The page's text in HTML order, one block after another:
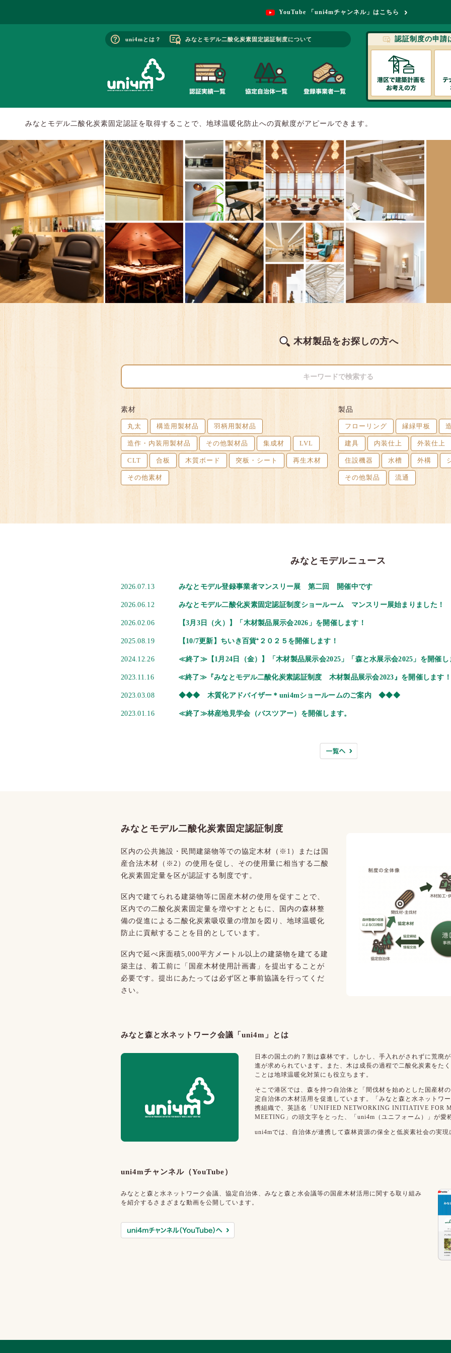
YouTube 「uni4mチャンネル」はこちら
uni4mとは？ みなとモデル二酸化炭素固定認証制度について 認証制度の申請
みなとモデル二酸化炭素固定認証を取得することで、地球温暖化防止への貢献度がアピールできます。
木材製品をお探しの方へ
素材
丸太 構造用製材品 羽柄用製材品
造作・内装用製材品 その他製材品 集成材 LVL
CLT 合板 木質ボード 突板・シート 再生木材
その他素材
製品
フローリング 縁緑甲板
建具 内装仕上 外装仕上
住設機器 水槽 外構
その他製品 流通
みなとモデルニュース
2026.07.13 みなとモデル登録事業者マンスリー展 第二回 開催中です
2026.06.12 みなとモデル二酸化炭素固定認証制度ショールーム マンスリー展始まりました！
2026.02.06 【3月3日（火）】「木材製品展示会2026」を開催します！
2025.08.19 【10/7更新】ちいき百貨⁺２０２５を開催します！
2024.12.26 ≪終了≫【1月24日（金）】「木材製品展示会2025」「森と水展示会2025」を開催し
2023.11.16 ≪終了≫『みなとモデル二酸化炭素認証制度 木材製品展示会2023』を開催します
2023.03.08 ◆◆◆ 木質化アドバイザー＊uni4mショールームのご案内 ◆◆◆
2023.01.16 ≪終了≫林産地見学会（バスツアー）を開催します。
みなとモデル二酸化炭素固定認証制度
区内の公共施設・民間建築物等での協定木材（※1）または国
産合法木材（※2）の使用を促し、その使用量に相当する二酸
化炭素固定量を区が認証する制度です。
区内で建てられる建築物等に国産木材の使用を促すことで、
区内での二酸化炭素固定量を増やすとともに、国内の森林整
備の促進による二酸化炭素吸収量の増加を図り、地球温暖化
防止に貢献することを目的としています。
区内で延べ床面積5,000平方メートル以上の建築物を建てる建
築主は、着工前に「国産木材使用計画書」を提出することが
必要です。提出にあたっては必ず区と事前協議を行ってくだ
さい。
みなと森と水ネットワーク会議「uni4m」とは
日本の国土の約７割は森林です。しかし、手入れがされずに荒廃
進が求められています。また、木は成長の過程で二酸化炭素をた
ことは地球温暖化対策にも役立ちます。
そこで港区では、森を持つ自治体と「間伐材を始めとした国産材
定自治体の木材活用を促進しています。「みなと森と水ネットワ
携組織で、英語名「UNIFIED NETWORKING INITIATIVE FOR
MEETING」の頭文字をとった、「uni4m（ユニフォーム）」が愛
uni4mでは、自治体が連携して森林資源の保全と低炭素社会の実
uni4mチャンネル（YouTube）
みなとと森と水ネットワーク会議、協定自治体、みなと森と水会議等の国産木材活用に関する取り組み
を紹介するさまざまな動画を公開しています。